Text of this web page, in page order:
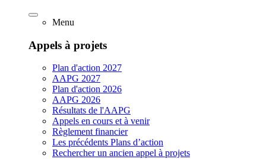
Menu
Appels à projets
Plan d'action 2027
AAPG 2027
Plan d'action 2026
AAPG 2026
Résultats de l'AAPG
Appels en cours et à venir
Règlement financier
Les précédents Plans d’action
Rechercher un ancien appel à projets